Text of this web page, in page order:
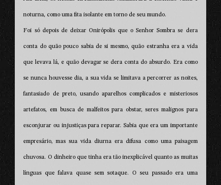
noturna, como uma fita isolante em torno de seu mundo.
Foi só depois de deixar Onirópolis que o Senhor Sombra se dera
conta do quão pouco sabia de si mesmo, quão estranha era a vida
que levava lá, e quão devagar se dera conta do absurdo. Era como
se nunca houvesse dia, a sua vida se limitava a percorrer as noites,
fantasiado de preto, usando aparelhos complicados e misteriosos
artefatos, em busca de malfeitos para obstar, seres malignos para
esconjurar ou injustiças para reparar. Sabia que era um importante
empresário, mas sua vida diurna era difusa como uma paisagem
chuvosa. O dinheiro que tinha era tão inexplicável quanto as muitas
línguas que falava quase sem sotaque. O seu passado era uma